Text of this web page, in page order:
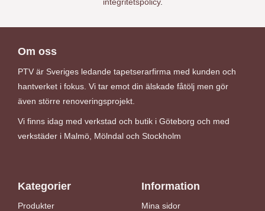
Om oss
PTV är Sveriges ledande tapetserarfirma med kunden och
hantverket i fokus. Vi tar emot din älskade fåtölj men gör
även större renoveringsprojekt.
Vi finns idag med verkstad och butik i Göteborg och med
verkstäder i Malmö, Mölndal och Stockholm
Kategorier
Produkter
Information
Mina sidor